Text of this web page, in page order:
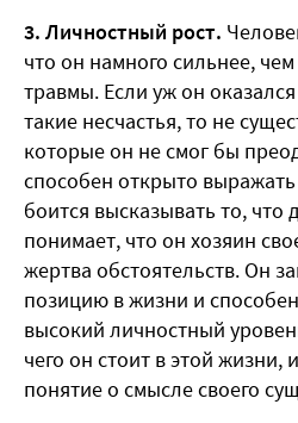
3. Личностный рост.
что он намного сильнее,
травмы. Если уж он
такие несчастья, то не
которые он не смог бы
способен открыто
боится высказывать то, что
понимает, что он хозяин
жертва обстоятельств. Он
позицию в жизни и
высокий личностный
чего он стоит в этой жизни,
понятие о смысле своего